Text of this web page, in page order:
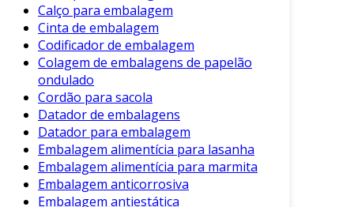
Características da Embalagem de
Jogos
As embalagens de jogos variam em design,
materiais e funcionalidades. Aqui estão
algumas características essenciais a serem
consideradas:
1. Material
Os materiais usados nas embalagens de jogos
Calço para embalagem
Cinta de embalagem
Codificador de embalagem
Colagem de embalagens de papelão
ondulado
Cordão para sacola
Datador de embalagens
Datador para embalagem
Embalagem alimentícia para lasanha
Embalagem alimentícia para marmita
Embalagem anticorrosiva
Embalagem antiestática